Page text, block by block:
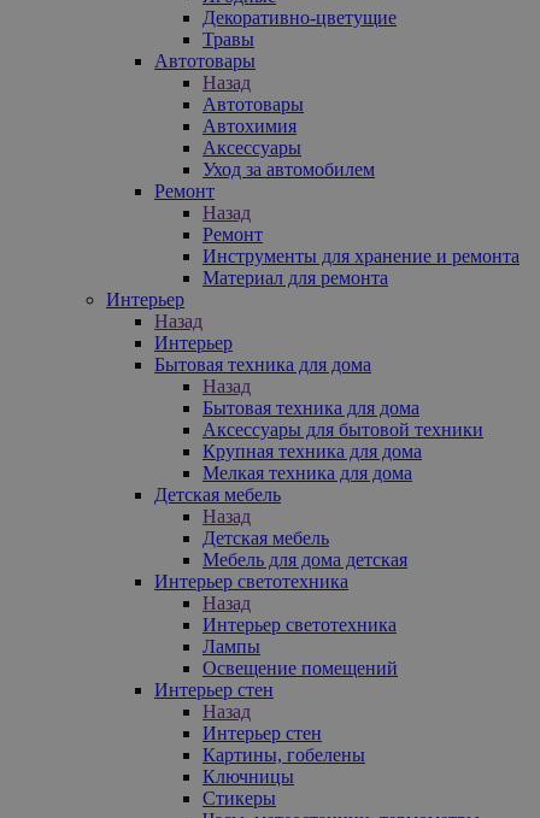
Декоративно-цветущие
Травы
Автотовары
Назад
Автотовары
Автохимия
Аксессуары
Уход за автомобилем
Ремонт
Назад
Ремонт
Инструменты для хранение и ремонта
Материал для ремонта
Интерьер
Назад
Интерьер
Бытовая техника для дома
Назад
Бытовая техника для дома
Аксессуары для бытовой техники
Крупная техника для дома
Мелкая техника для дома
Детская мебель
Назад
Детская мебель
Мебель для дома детская
Интерьер светотехника
Назад
Интерьер светотехника
Лампы
Освещение помещений
Интерьер стен
Назад
Интерьер стен
Картины, гобелены
Ключницы
Стикеры